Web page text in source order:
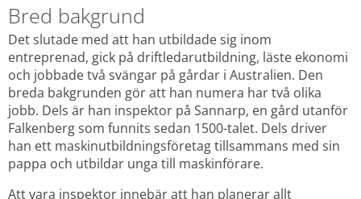
Bred bakgrund
Det slutade med att han utbildade sig inom
entreprenad, gick på driftledarutbildning, läste ekonomi
och jobbade två svängar på gårdar i Australien. Den
breda bakgrunden gör att han numera har två olika
jobb. Dels är han inspektor på Sannarp, en gård utanför
Falkenberg som funnits sedan 1500-talet. Dels driver
han ett maskinutbildningsföretag tillsammans med sin
pappa och utbildar unga till maskinförare.
Att vara inspektor innebär att han planerar allt